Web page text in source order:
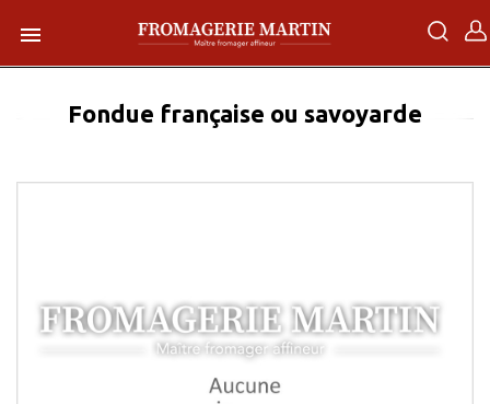

Fondue française ou savoyarde